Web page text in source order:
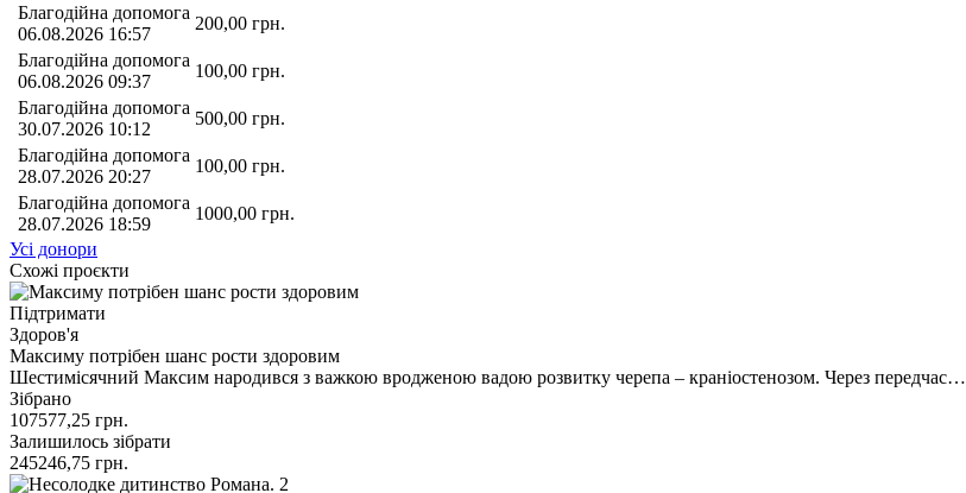
Благодійна допомога
06.08.2026 16:57
200,00 грн.
Благодійна допомога
06.08.2026 09:37
100,00 грн.
Благодійна допомога
30.07.2026 10:12
500,00 грн.
Благодійна допомога
28.07.2026 20:27
100,00 грн.
Благодійна допомога
28.07.2026 18:59
1000,00 грн.
Усі донори
Схожі проєкти
Підтримати
Здоров'я
Максиму потрібен шанс рости здоровим
Шестимісячний Максим народився з важкою вродженою вадою розвитку черепа – краніостенозом. Через передчас…
Зібрано
107577,25 грн.
Залишилось зібрати
245246,75 грн.